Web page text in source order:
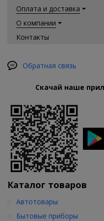
Оплата и доставка
О компании
Контакты
Обратная связь
Скачай наше
Каталог товаров
Автотовары
Бытовые приборы